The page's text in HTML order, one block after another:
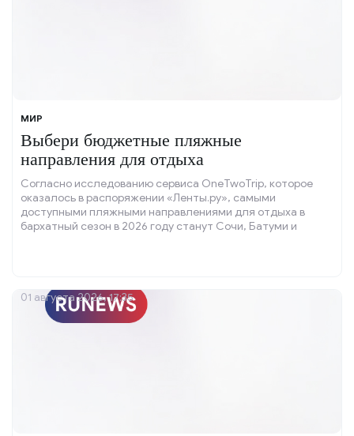
МИР
Выбери бюджетные пляжные
направления для отдыха
Согласно исследованию сервиса OneTwoTrip, которое
оказалось в распоряжении «Ленты.ру», самыми
доступными пляжными направлениями для отдыха в
бархатный сезон в 2026 году станут Сочи, Батуми и
01 августа 2026, 17:35